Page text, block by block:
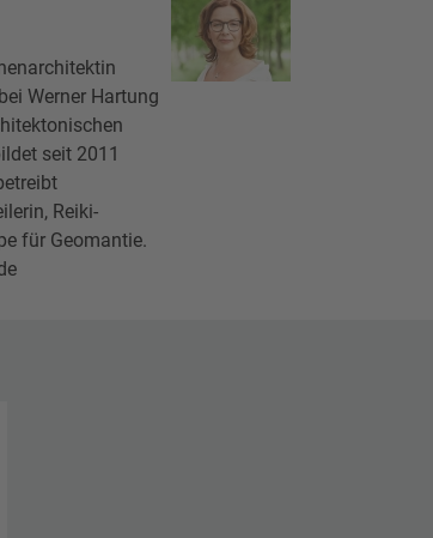
Werner Hartung
seit 2011
Reiki-
für Geomantie.